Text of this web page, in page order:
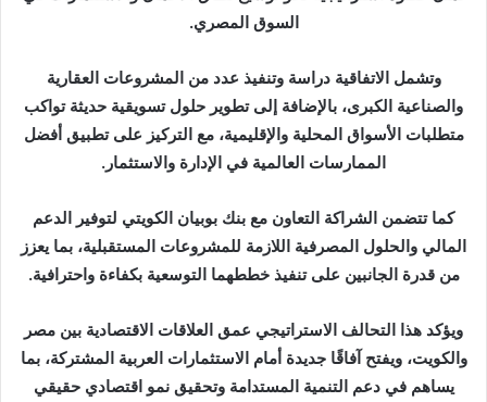
السوق المصري.
وتشمل الاتفاقية دراسة وتنفيذ عدد من المشروعات العقارية
والصناعية الكبرى، بالإضافة إلى تطوير حلول تسويقية حديثة تواكب
متطلبات الأسواق المحلية والإقليمية، مع التركيز على تطبيق أفضل
الممارسات العالمية في الإدارة والاستثمار.
كما تتضمن الشراكة التعاون مع بنك بوبيان الكويتي لتوفير الدعم
المالي والحلول المصرفية اللازمة للمشروعات المستقبلية، بما يعزز
من قدرة الجانبين على تنفيذ خططهما التوسعية بكفاءة واحترافية.
ويؤكد هذا التحالف الاستراتيجي عمق العلاقات الاقتصادية بين مصر
والكويت، ويفتح آفاقًا جديدة أمام الاستثمارات العربية المشتركة، بما
يساهم في دعم التنمية المستدامة وتحقيق نمو اقتصادي حقيقي